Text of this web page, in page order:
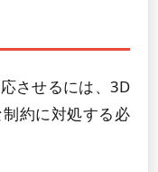
させるには、3D
約に対処する必